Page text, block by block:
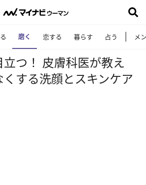
磨く 恋する 暮らす 占う メ
つ！ 皮膚科医が教え
する洗顔とスキンケア